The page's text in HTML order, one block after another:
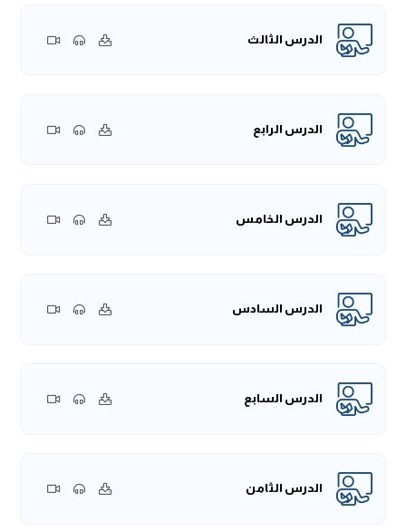
الدرس الثالث
الدرس الرابع
الدرس الخامس
الدرس السادس
الدرس السابع
الدرس الثامن